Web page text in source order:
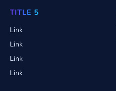
TITLE 5
Link
Link
Link
Link